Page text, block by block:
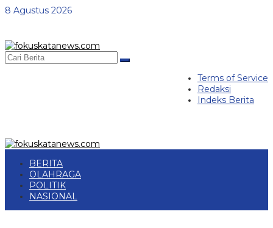
Lewati
8 Agustus 2026
Terms of Service
Redaksi
Indeks Berita
BERITA
OLAHRAGA
POLITIK
NASIONAL